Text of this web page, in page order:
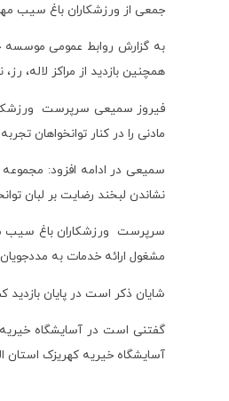
جمعی از ورزشکاران باغ سیب
به گزارش روابط عمومی موسسه
همچنین بازدید از مراکز لاله،
فیروز سمیعی سرپرست
مادنی را در کنار توانخواهان
سمیعی در ادامه افزود:
نشاندن لبخند رضایت بر لبان
سرپرست ورزشکاران باغ سیب
مشغول ارائه خدمات به
شایان ذکر است در پایان
آسایشگاه خیریه کهریزک استان